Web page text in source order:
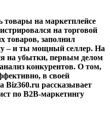
товары на маркетплейсе
на торговой
товаров, заполнил
– и ты мощный селлер. На
на убытки, первым делом
конкурентов. О том,
в своей
Biz360.ru рассказывает
по B2B-маркетингу